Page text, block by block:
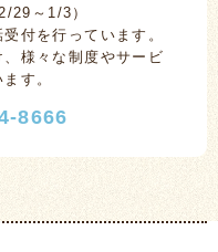
29～1/3）
付を行っています。
様々な制度やサービ
す。
8666